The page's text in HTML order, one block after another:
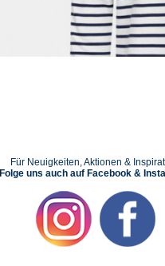
Für Neuigkeiten, Aktionen &
Folge uns auch auf Facebook &